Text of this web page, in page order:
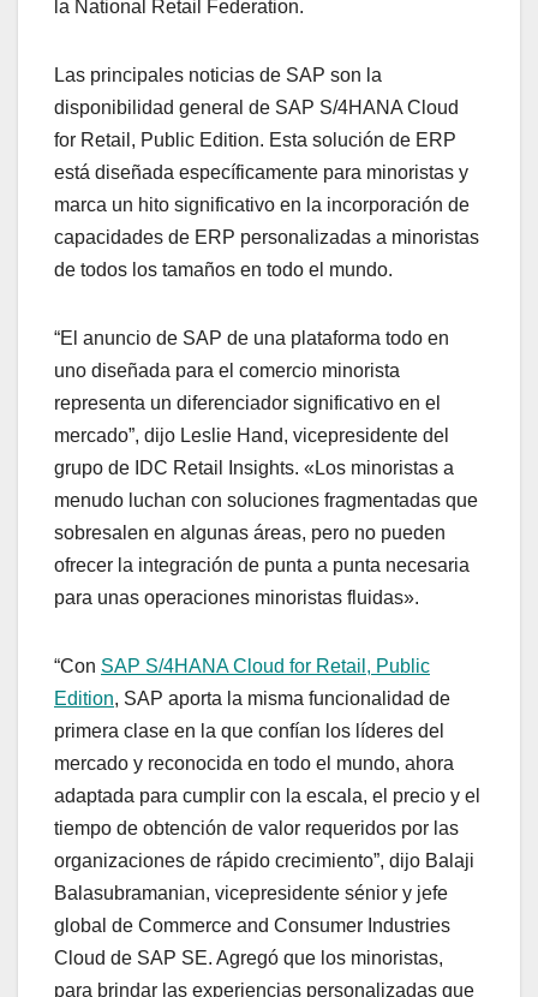
la National Retail Federation.
Las principales noticias de SAP son la
disponibilidad general de SAP S/4HANA Cloud
for Retail, Public Edition. Esta solución de ERP
está diseñada específicamente para minoristas y
marca un hito significativo en la incorporación de
capacidades de ERP personalizadas a minoristas
de todos los tamaños en todo el mundo.
“El anuncio de SAP de una plataforma todo en
uno diseñada para el comercio minorista
representa un diferenciador significativo en el
mercado”, dijo Leslie Hand, vicepresidente del
grupo de IDC Retail Insights. «Los minoristas a
menudo luchan con soluciones fragmentadas que
sobresalen en algunas áreas, pero no pueden
ofrecer la integración de punta a punta necesaria
para unas operaciones minoristas fluidas».
“Con SAP S/4HANA Cloud for Retail, Public
Edition, SAP aporta la misma funcionalidad de
primera clase en la que confían los líderes del
mercado y reconocida en todo el mundo, ahora
adaptada para cumplir con la escala, el precio y el
tiempo de obtención de valor requeridos por las
organizaciones de rápido crecimiento”, dijo Balaji
Balasubramanian, vicepresidente sénior y jefe
global de Commerce and Consumer Industries
Cloud de SAP SE. Agregó que los minoristas,
para brindar las experiencias personalizadas que